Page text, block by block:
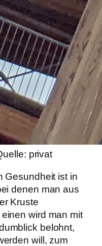
privat
Gesundheit ist in
denen man aus
Kruste
wird man mit
belohnt,
will, zum